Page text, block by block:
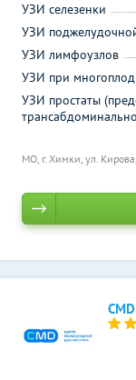
МО, г. Химки, ул.
УЗИ селезенки
УЗИ
УЗИ лимфоузлов
УЗИ при
УЗИ простаты
трансабдоминально